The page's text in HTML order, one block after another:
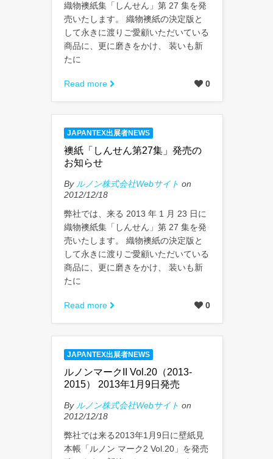
織物襖紙集「しんせん」第 27 集を発
売いたします。 織物襖紙の決定版と
して永きに渡りご愛顧いただいている
商品に、更に磨きをかけ、 装いも新
たに
Read more 0
JAPANTEX出展者NEWS
襖紙「しんせん第27集」発売の
お知らせ
By ルノン株式会社Webサイト on
2012/12/18
弊社では、来る 2013 年 1 月 23 日に
織物襖紙集「しんせん」第 27 集を発
売いたします。 織物襖紙の決定版と
して永きに渡りご愛顧いただいている
商品に、更に磨きをかけ、 装いも新
たに
Read more 0
JAPANTEX出展者NEWS
ルノンマークII Vol.20（2013-
2015） 2013年1月9日発売
By ルノン株式会社Webサイト on
2012/12/18
弊社では来る2013年1月9日に壁紙見
本帳「ルノン マーク2 Vol.20」を発売